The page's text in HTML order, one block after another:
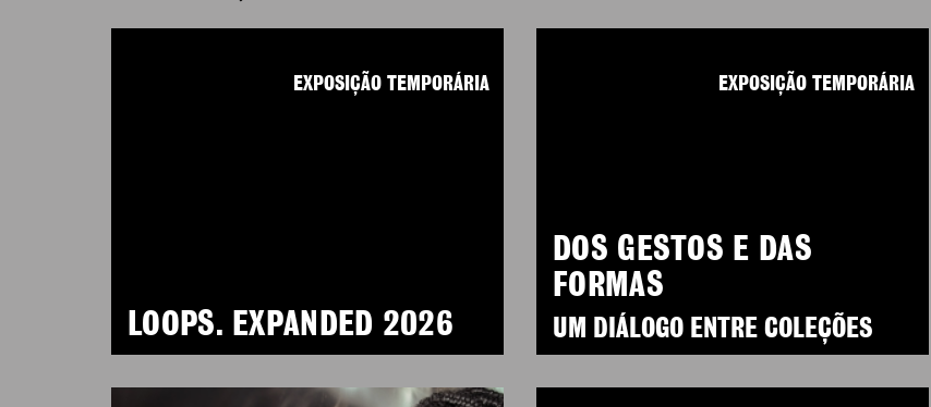
LOOPS. EXPANDED 2026
EXPOSIÇÃO TEMPORÁRIA
DOS GESTOS E DAS
FORMAS
UM DIÁLOGO ENTRE COLEÇÕES
EXPOSIÇÃO TEMPORÁRIA